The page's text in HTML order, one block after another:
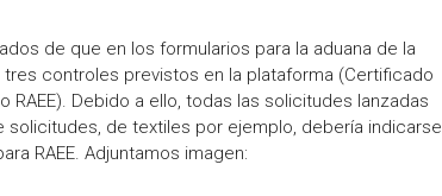
de que en los formularios para la aduana de la
controles previstos en la plataforma (Certificado
Debido a ello, todas las solicitudes lanzadas
de textiles por ejemplo, debería indicarse
RAEE. Adjuntamos imagen: